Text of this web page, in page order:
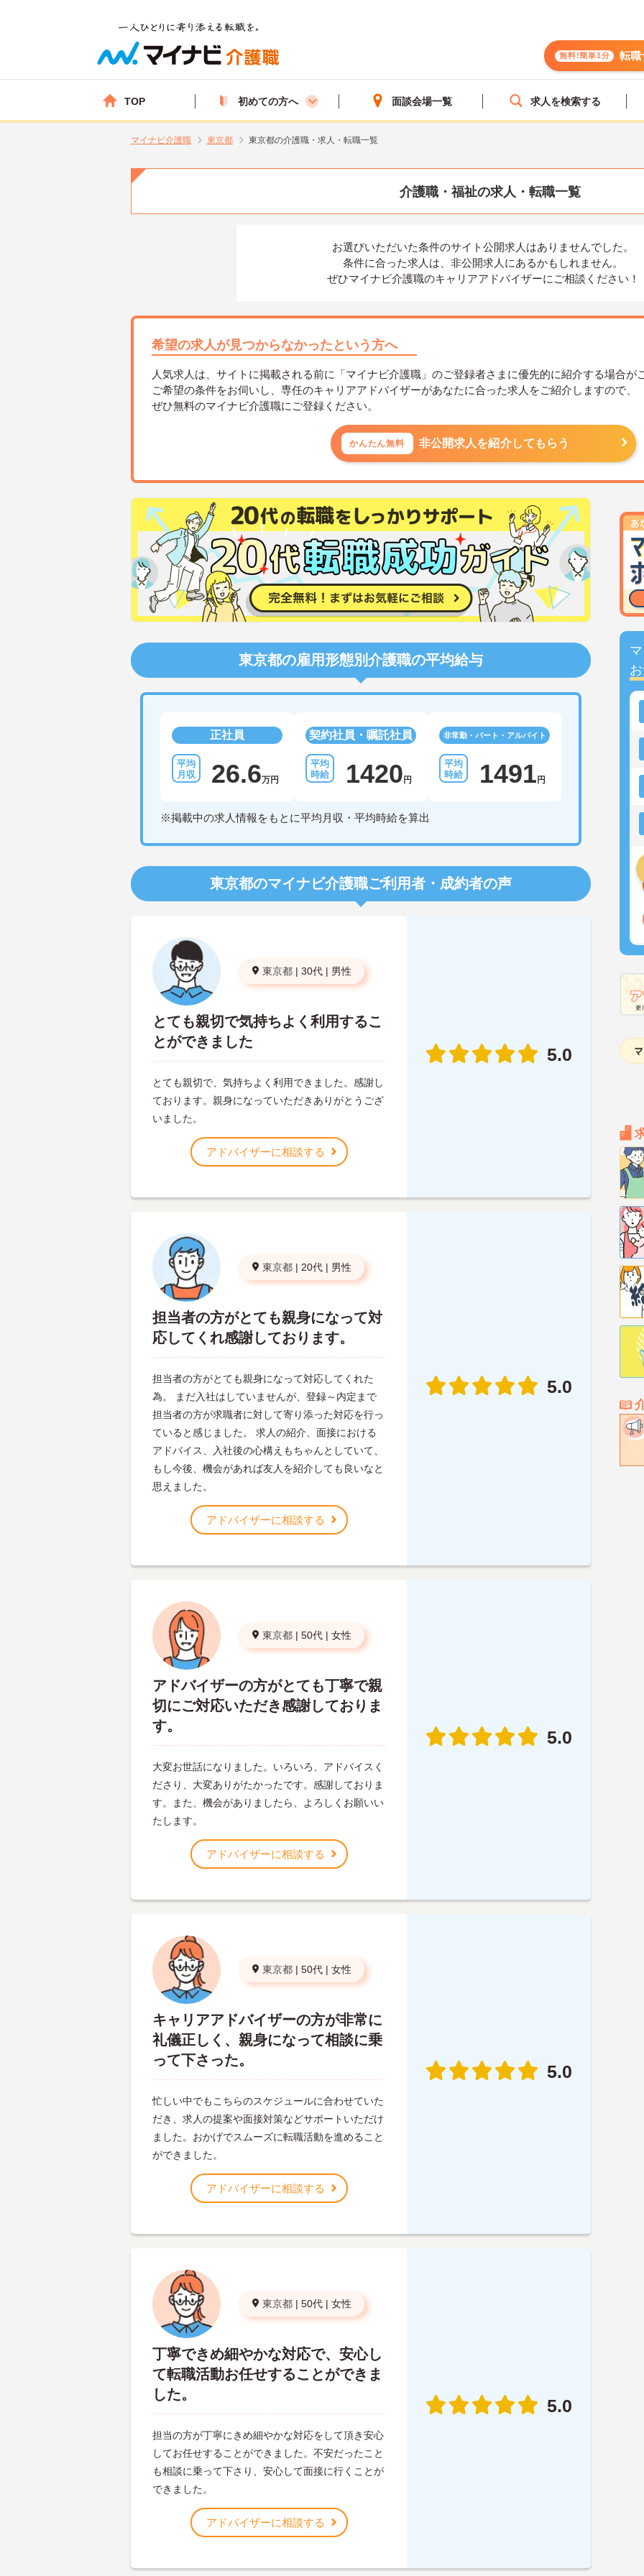
無料!簡単1分 転職
TOP 初めての方へ 面談会場一覧 求人を検索する
マイナビ介護職 東京都 東京都の介護職・求人・転職一覧
介護職・福祉の求人・転職一覧
お選びいただいた条件のサイト公開求人はありませんでした。
条件に合った求人は、 非公開求人にあるかもしれません。
ぜひマイナビ介護職のキャリアアドバイザーにご相談ください！
希望の求人が見つからなかったという方へ
人気求人は、サイトに掲載される前に「マイナビ介護職」のご登録者さまに優先的に紹介する場合が
ご希望の条件をお伺いし、専任のキャリアアドバイザーがあなたに合った求人をご紹介しますので、
ぜひ無料のマイナビ介護職にご登録ください。
かんたん無料 非公開求人を紹介してもらう
東京都の雇用形態別介護職の平均給与
正社員
26.6万円
契約社員・嘱託社員
1420 円
非常勤・パート・アルバイト
1491 円
※掲載中の求人情報をもとに平均月収・平均時給を算出
東京都のマイナビ介護職ご利用者・成約者の声
東京都 | 30代 | 男性
とても親切で気持ちよく利用するこ
とができました
とても親切で、気持ちよく利用できました。感謝し
ております。親身になっていただきありがとうござ
いました。
アドバイザーに相談する
5.0
東京都 | 20代 | 男性
担当者の方がとても親身になって対
応してくれ感謝しております。
担当者の方がとても親身になって対応してくれた
為。 まだ入社はしていませんが、登録～内定まで
担当者の方が求職者に対して寄り添った対応を行っ
ていると感じました。 求人の紹介、面接における
アドバイス、入社後の心構えもちゃんとしていて、
もし今後、機会があれば友人を紹介しても良いなと
思えました。
アドバイザーに相談する
5.0
東京都 | 50代 | 女性
アドバイザーの方がとても丁寧で親
切にご対応いただき感謝しておりま
す。
大変お世話になりました。いろいろ、アドバイスく
ださり、大変ありがたかったです。感謝しておりま
す。また、機会がありましたら、よろしくお願いい
たします。
アドバイザーに相談する
5.0
東京都 | 50代 | 女性
キャリアアドバイザーの方が非常に
礼儀正しく、親身になって相談に乗
って下さった。
忙しい中でもこちらのスケジュールに合わせていた
だき、求人の提案や面接対策などサポートいただけ
ました。おかげでスムーズに転職活動を進めること
ができました。
アドバイザーに相談する
5.0
東京都 | 50代 | 女性
丁寧できめ細やかな対応で、安心し
て転職活動お任せすることができま
した。
担当の方が丁寧にきめ細やかな対応をして頂き安心
してお任せすることができました。不安だったこと
も相談に乗って下さり、安心して面接に行くことが
できました。
アドバイザーに相談する
5.0